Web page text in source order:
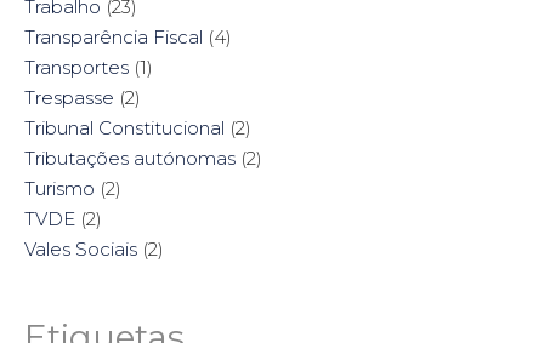
Trabalho (23)
Transparência Fiscal (4)
Transportes (1)
Trespasse (2)
Tribunal Constitucional (2)
Tributações autónomas (2)
Turismo (2)
TVDE (2)
Vales Sociais (2)